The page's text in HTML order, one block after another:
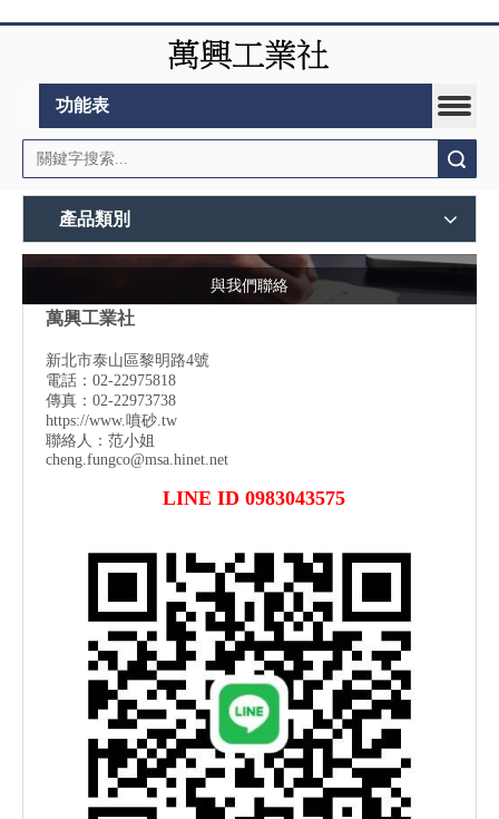
功能表
產品類別
與我們聯絡
萬興工業社
新北市泰山區黎明路4號
電話：02-22975818
傳真：02-22973738
https://www.噴砂.tw
聯絡人：范小姐
cheng.fungco@msa.hinet.net
LINE ID 0983043575